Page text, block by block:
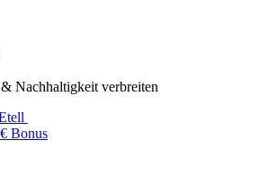
Nachhaltigkeit verbreiten
Bonus